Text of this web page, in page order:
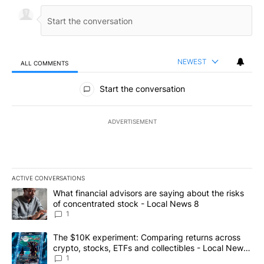
ALL COMMENTS NEWEST
All Comments
Start the conversation
ADVERTISEMENT
ACTIVE CONVERSATIONS
The following is a list of the most commented articles in the last
A trending article titled "What financial advisors are saying
What financial advisors are saying about the risks
of concentrated stock - Local News 8
1
A trending article titled "The $10K experiment: Comparing
The $10K experiment: Comparing returns across
crypto, stocks, ETFs and collectibles - Local News
8
1